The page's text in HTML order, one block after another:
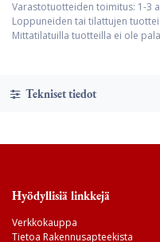
Varastotuotteiden toimitus: 1-3
Loppuneiden tai tilattujen
Mittatilatuilla tuotteilla ei ole
Tekniset tiedot
Hyödyllisiä linkkejä
Verkkokauppa
Tietoa Rakennusapteekista